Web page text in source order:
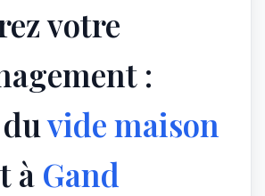
votre
:
duvide maison
à Gand